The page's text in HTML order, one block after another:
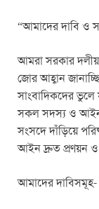
“আমাদের দাবি ও
আমরা সরকার দলীয়
জোর আহ্বান
সাংবাদিকদের ভুলে
সকল সদস্য ও
সংসদে দাঁড়িয়ে
আইন দ্রুত প্রণয়ন ও
আমাদের দাবিসমূহ-